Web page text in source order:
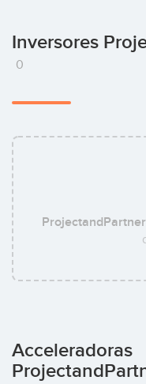
Carlos
Marketing
Inversores
0
Acceleradoras